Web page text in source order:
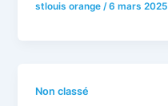
stlouis orange/6 mars 2025
Non classé